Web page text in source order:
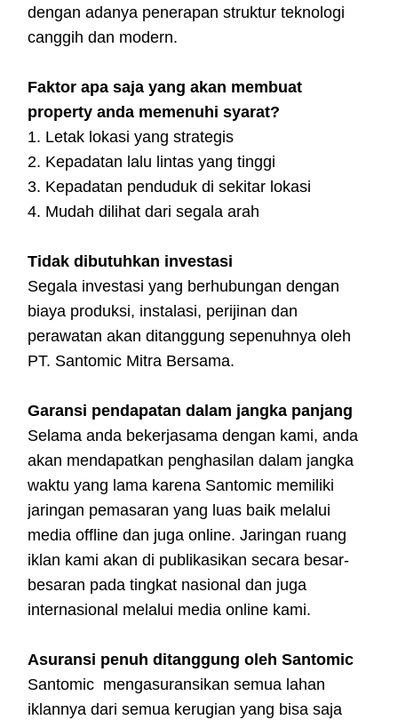
dengan adanya penerapan struktur teknologi
canggih dan modern.
Faktor apa saja yang akan membuat
property anda memenuhi syarat?
1. Letak lokasi yang strategis
2. Kepadatan lalu lintas yang tinggi
3. Kepadatan penduduk di sekitar lokasi
4. Mudah dilihat dari segala arah
Tidak dibutuhkan investasi
Segala investasi yang berhubungan dengan
biaya produksi, instalasi, perijinan dan
perawatan akan ditanggung sepenuhnya oleh
PT. Santomic Mitra Bersama.
Garansi pendapatan dalam jangka panjang
Selama anda bekerjasama dengan kami, anda
akan mendapatkan penghasilan dalam jangka
waktu yang lama karena Santomic memiliki
jaringan pemasaran yang luas baik melalui
media offline dan juga online. Jaringan ruang
iklan kami akan di publikasikan secara besar-
besaran pada tingkat nasional dan juga
internasional melalui media online kami.
Asuransi penuh ditanggung oleh Santomic
Santomic mengasuransikan semua lahan
iklannya dari semua kerugian yang bisa saja